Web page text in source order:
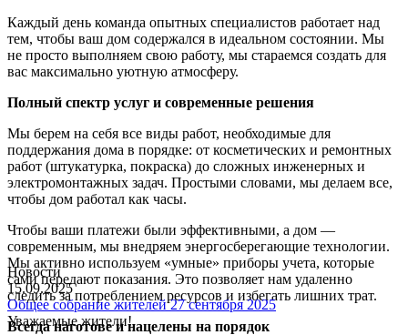
Каждый день команда опытных специалистов работает над
тем, чтобы ваш дом содержался в идеальном состоянии. Мы
не просто выполняем свою работу, мы стараемся создать для
вас максимально уютную атмосферу.
Полный спектр услуг и современные решения
Мы берем на себя все виды работ, необходимые для
поддержания дома в порядке: от косметических и ремонтных
работ (штукатурка, покраска) до сложных инженерных и
электромонтажных задач. Простыми словами, мы делаем все,
чтобы дом работал как часы.
Чтобы ваши платежи были эффективными, а дом —
современным, мы внедряем энергосберегающие технологии.
Мы активно используем «умные» приборы учета, которые
сами передают показания. Это позволяет нам удаленно
следить за потреблением ресурсов и избегать лишних трат.
Всегда наготове и нацелены на порядок
Новости
15.09.2025
Общее собрание жителей 27 сентября 2025
Уважаемые жители!